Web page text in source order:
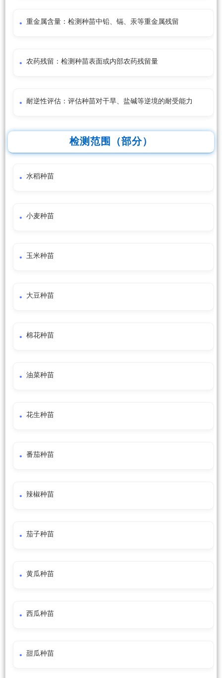
重金属含量：检测种苗中铅、镉、汞等重金属残留
农药残留：检测种苗表面或内部农药残留量
耐逆性评估：评估种苗对干旱、盐碱等逆境的耐受能力
检测范围（部分）
水稻种苗
小麦种苗
玉米种苗
大豆种苗
棉花种苗
油菜种苗
花生种苗
番茄种苗
辣椒种苗
茄子种苗
黄瓜种苗
西瓜种苗
甜瓜种苗